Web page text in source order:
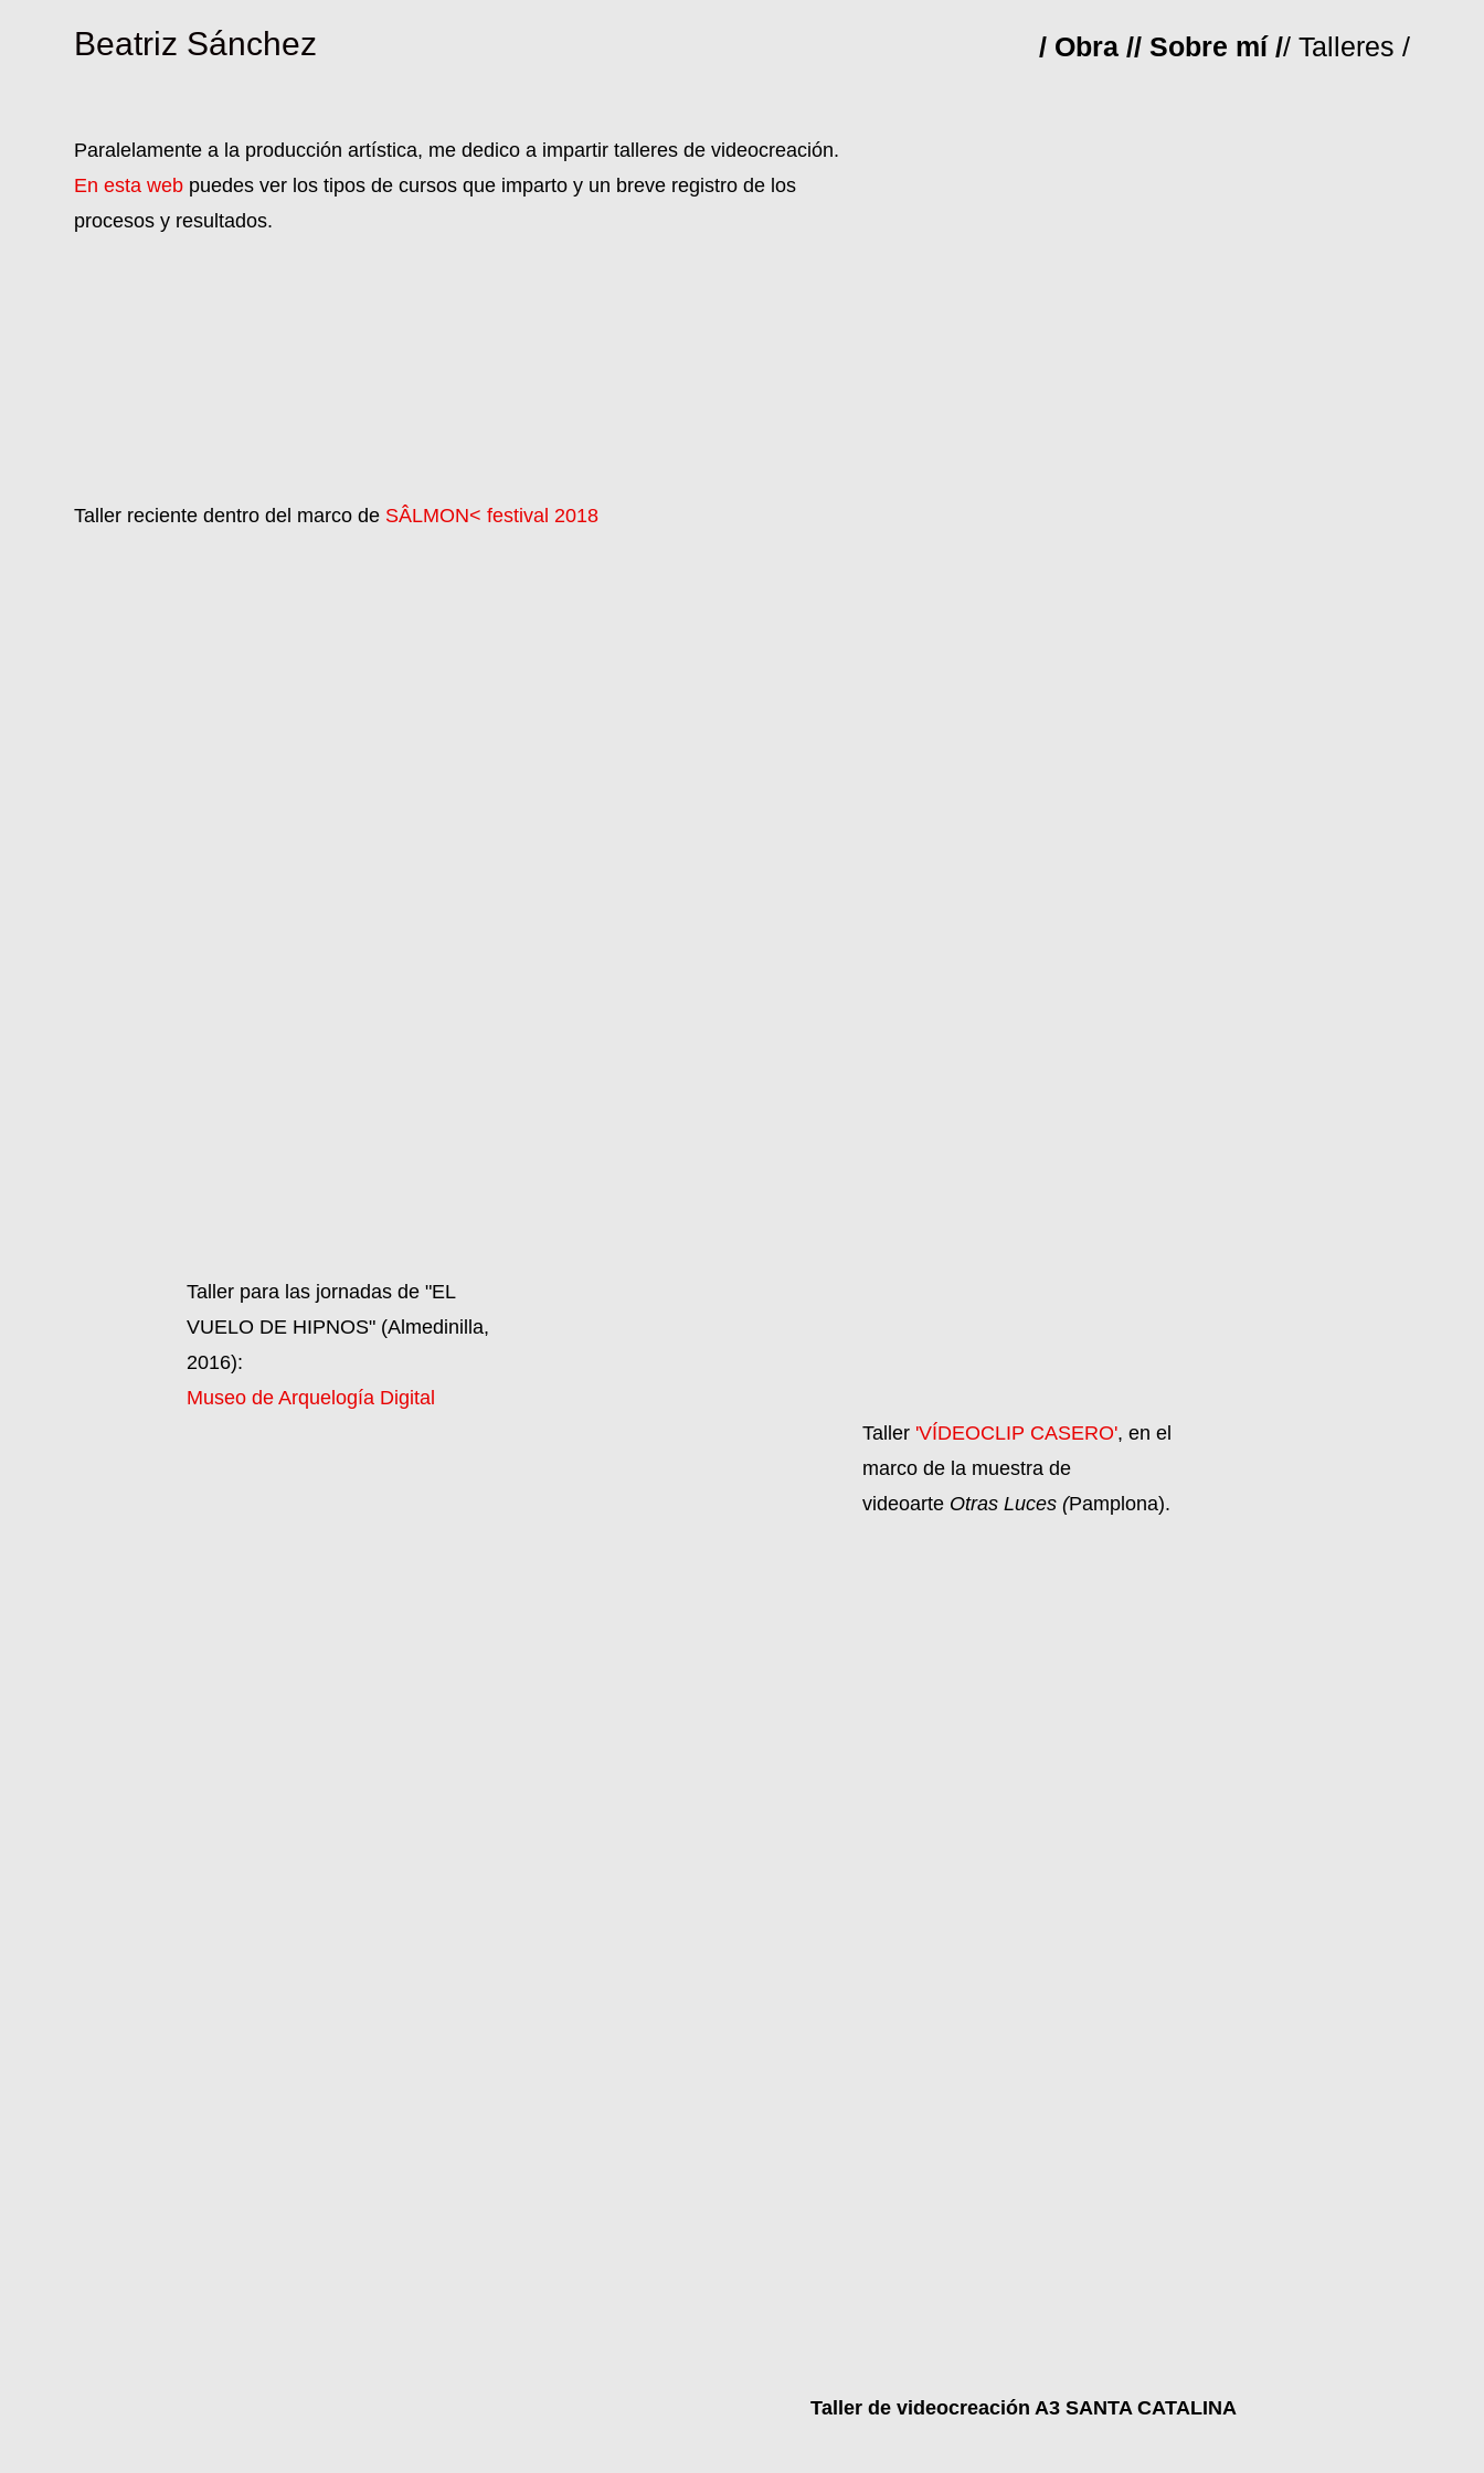
Beatriz Sánchez / Obra // Sobre mí // Talleres /
Paralelamente a la producción artística, me dedico a impartir talleres de videocreación.
En esta web puedes ver los tipos de cursos que imparto y un breve registro de los
procesos y resultados.
Taller reciente dentro del marco de SÂLMON< festival 2018
Taller para las jornadas de "EL
VUELO DE HIPNOS" (Almedinilla,
2016):
Museo de Arquelogía Digital
Taller 'VÍDEOCLIP CASERO', en el
marco de la muestra de
videoarte Otras Luces (Pamplona).
Taller de videocreación A3 SANTA CATALINA